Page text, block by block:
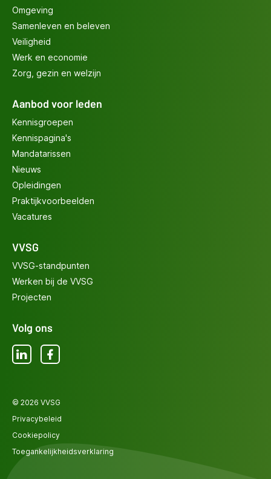
Omgeving
Samenleven en beleven
Veiligheid
Werk en economie
Zorg, gezin en welzijn
Aanbod voor leden
Kennisgroepen
Kennispagina's
Mandatarissen
Nieuws
Opleidingen
Praktijkvoorbeelden
Vacatures
VVSG
VVSG-standpunten
Werken bij de VVSG
Projecten
Volg ons
LinkedInFacebook
© 2026 VVSG
Privacybeleid
Cookiepolicy
Toegankelijkheidsverklaring